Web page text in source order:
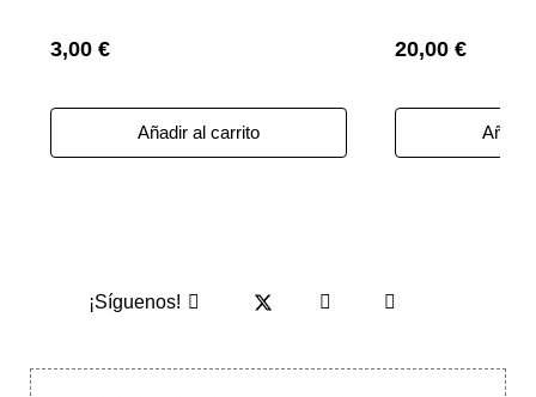
3,00 €
Añadir al carrito
20,00 €
¡Síguenos!